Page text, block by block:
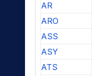
AR
ARO
ASS
ASY
ATS